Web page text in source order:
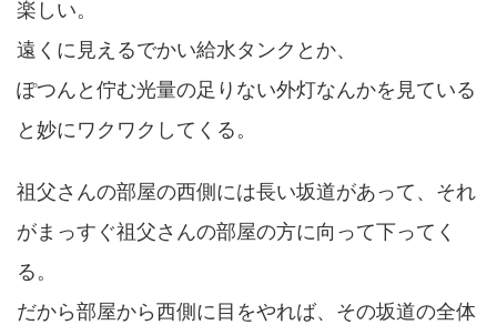
楽しい。
遠くに見えるでかい給水タンクとか、
ぽつんと佇む光量の足りない外灯なんかを見ている
と妙にワクワクしてくる。
祖父さんの部屋の西側には長い坂道があって、それ
がまっすぐ祖父さんの部屋の方に向って下ってく
る。
だから部屋から西側に目をやれば、その坂道の全体